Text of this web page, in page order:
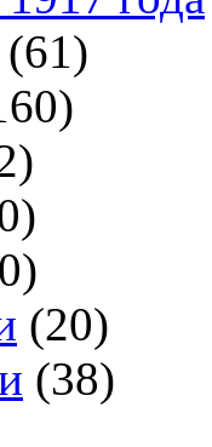
(61)
(20)
(38)